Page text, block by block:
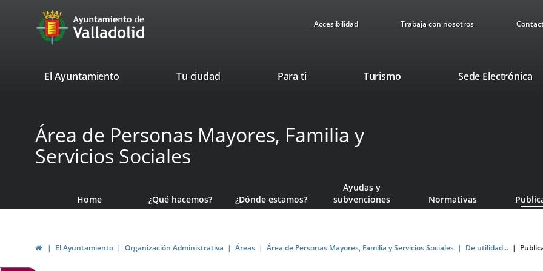
Portal
Web
Ayuntamiento
Valladolid
Accesibilidad Trabaja con nosotros
valladolid.es
El Ayuntamiento Tu ciudad Para ti TurismoThis
Sede Electrónica
Área de Personas Mayores, Familia y
Servicios Sociales
Home ¿Qué hacemos? ¿Dónde estamos?
Ayudas y
subvenciones
Normativas
HomeEl Ayuntamiento Organización Administrativa Áreas Área de Personas Mayores, Familia y Servicios Sociales De utilidad...